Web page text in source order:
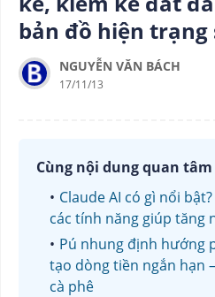
bản đồ hiện
NGUYỄN VĂN BÁCH
17/11/13
Cùng nội dung quan tâm
Claude AI có gì nổi
các tính năng giúp tăng
Pú nhung định hướng
tạo dòng tiền ngắn hạn
cà phê